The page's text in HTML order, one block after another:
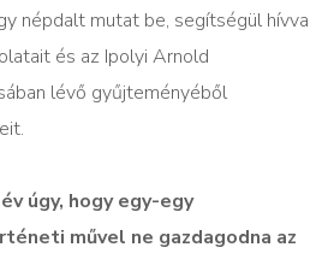
népdalt mutat be, segítségül hívva
és az Ipolyi Arnold
lévő gyűjteményéből
úgy, hogy egy-egy
művel ne gazdagodna az